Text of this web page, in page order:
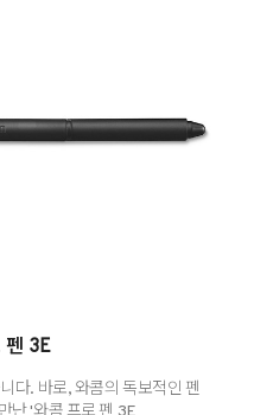
펜 3E
다. 바로, 와콤의 독보적인 펜